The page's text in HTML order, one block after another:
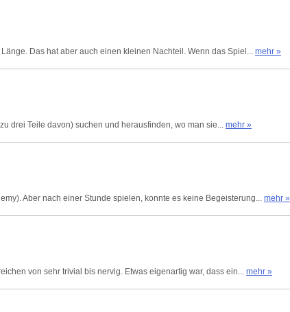
Das hat aber auch einen kleinen Nachteil. Wenn das Spiel... mehr »
drei Teile davon) suchen und herausfinden, wo man sie... mehr »
Aber nach einer Stunde spielen, konnte es keine Begeisterung... mehr »
von sehr trivial bis nervig. Etwas eigenartig war, dass ein... mehr »